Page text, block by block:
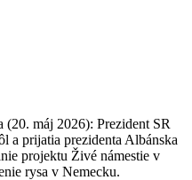
máj 2026): Prezident SR
a prijatia prezidenta Albánska
projektu Živé námestie v
rysa v Nemecku.